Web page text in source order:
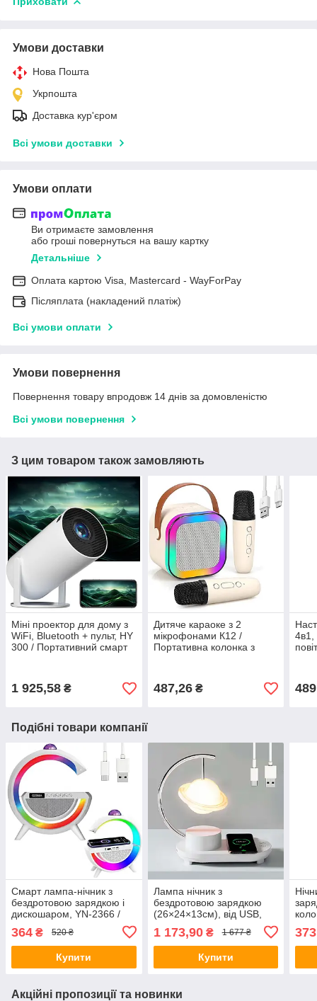
Умови доставки
Нова Пошта
Укрпошта
Доставка кур'єром
Всі умови доставки
Умови оплати
Ви отримаєте замовлення
або гроші повернуться на вашу картку
Детальніше
Оплата картою Visa, Mastercard - WayForPay
Післяплата (накладений платіж)
Всі умови оплати
Умови повернення
Повернення товару впродовж 14 днів за домовленістю
Всі умови повернення
З цим товаром також замовляють
Міні проектор для дому з
WiFi, Bluetooth + пульт, HY
300 / Портативний смарт
1 925,58 ₴
Дитяче караоке з 2
мікрофонами К12 /
Портативна колонка з
487,26₴
4в1,
Подібні товари компанії
Смарт лампа-нічник з
бездротовою зарядкою і
дискошаром, YN-2366 /
Лампа з блютуз колонкою
/ Настільна лампа
364 ₴ 520 ₴
Купити
Лампа нічник з
бездротовою зарядкою
(26×24×13см), від USB,
зарядкою / Настільний
світильник
1 173,90₴ 1 677 ₴
Купити
Акційні пропозиції та новинки